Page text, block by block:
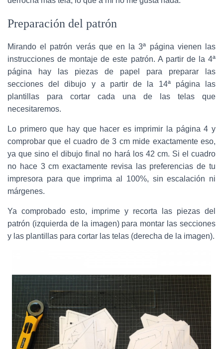
Preparación del patrón
Mirando el patrón verás que en la 3ª página vienen las
instrucciones de montaje de este patrón. A partir de la 4ª
página hay las piezas de papel para preparar las
secciones del dibujo y a partir de la 14ª página las
plantillas para cortar cada una de las telas que
necesitaremos.
Lo primero que hay que hacer es imprimir la página 4 y
comprobar que el cuadro de 3 cm mide exactamente eso,
ya que sino el dibujo final no hará los 42 cm. Si el cuadro
no hace 3 cm exactamente revisa las preferencias de tu
impresora para que imprima al 100%, sin escalación ni
márgenes.
Ya comprobado esto, imprime y recorta las piezas del
patrón (izquierda de la imagen) para montar las secciones
y las plantillas para cortar las telas (derecha de la imagen).